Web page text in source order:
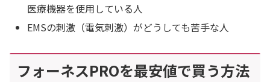
医療機器を使用している人
EMSの刺激（電気刺激）がどうしても苦手な人
フォーネスPROを最安値で買う方法